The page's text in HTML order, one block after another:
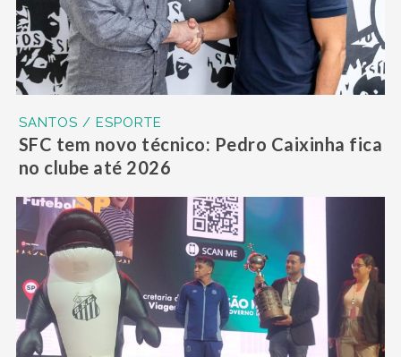
SANTOS / ESPORTE
SFC tem novo técnico: Pedro Caixinha fica
no clube até 2026